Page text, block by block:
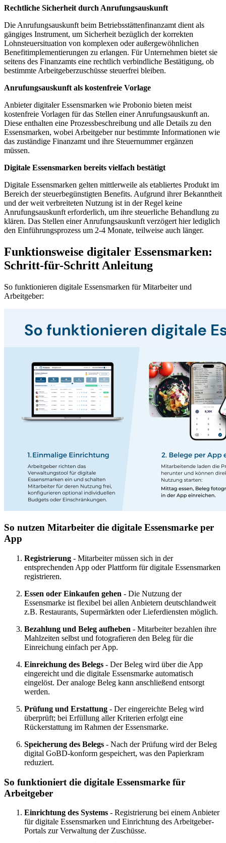
Rechtliche Sicherheit durch Anrufungsauskunft
Die Anrufungsauskunft beim Betriebsstättenfinanzamt dient als
gängiges Instrument, um Sicherheit bezüglich der korrekten
Lohnsteuersituation von komplexen oder außergewöhnlichen
Benefitimplementierungen zu erlangen. Für Unternehmen bietet sie
seitens des Finanzamts eine rechtlich verbindliche Bestätigung, ob
bestimmte Arbeitgeberzuschüsse steuerfrei bleiben.
Anrufungsauskunft als kostenfreie Vorlage
Anbieter digitaler Essensmarken wie Probonio bieten meist
kostenfreie Vorlagen für das Stellen einer Anrufungsauskunft an.
Diese enthalten eine Prozessbeschreibung und alle Details zu den
Essensmarken, wobei Arbeitgeber nur bestimmte Informationen wie
das zuständige Finanzamt und ihre Steuernummer ergänzen
müssen.
Digitale Essensmarken bereits vielfach bestätigt
Digitale Essensmarken gelten mittlerweile als etabliertes Produkt im
Bereich der steuerbegünstigten Benefits. Aufgrund ihrer Bekanntheit
und der weit verbreiteten Nutzung ist in der Regel keine
Anrufungsauskunft erforderlich, um ihre steuerliche Behandlung zu
klären. Das Stellen einer Anrufungsauskunft verzögert hier lediglich
den Einführungsprozess um 2-4 Monate, teilweise auch länger.
Funktionsweise digitaler Essensmarken:
Schritt-für-Schritt Anleitung
So funktionieren digitale Essensmarken für Mitarbeiter und
Arbeitgeber:
So nutzen Mitarbeiter die digitale Essensmarke per
App
Registrierung - Mitarbeiter müssen sich in der
entsprechenden App oder Plattform für digitale Essensmarken
registrieren.
Essen oder Einkaufen gehen - Die Nutzung der
Essensmarke ist flexibel bei allen Anbietern deutschlandweit
z.B. Restaurants, Supermärkten oder Lieferdiensten möglich.
Bezahlung und Beleg aufheben - Mitarbeiter bezahlen ihre
Mahlzeiten selbst und fotografieren den Beleg für die
Einreichung einfach per App.
Einreichung des Belegs - Der Beleg wird über die App
eingereicht und die digitale Essensmarke automatisch
eingelöst. Der analoge Beleg kann anschließend entsorgt
werden.
Prüfung und Erstattung - Der eingereichte Beleg wird
überprüft; bei Erfüllung aller Kriterien erfolgt eine
Rückerstattung im Rahmen der Essensmarke.
Speicherung des Belegs - Nach der Prüfung wird der Beleg
digital GoBD-konform gespeichert, was den Papierkram
reduziert.
So funktioniert die digitale Essensmarke für
Arbeitgeber
Einrichtung des Systems - Registrierung bei einem Anbieter
für digitale Essensmarken und Einrichtung des Arbeitgeber-
Portals zur Verwaltung der Zuschüsse.